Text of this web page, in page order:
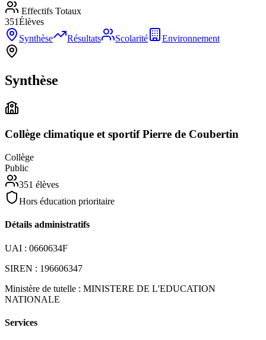
Effectifs Totaux
351Élèves
Synthèse
Résultats Scolarité Environnement
Synthèse
Collège climatique et sportif Pierre de Coubertin
Collège
Public
351 élèves
Hors éducation prioritaire
Détails administratifs
UAI : 0660634F
SIREN : 196606347
Ministère de tutelle : MINISTERE DE L'EDUCATION
NATIONALE
Services